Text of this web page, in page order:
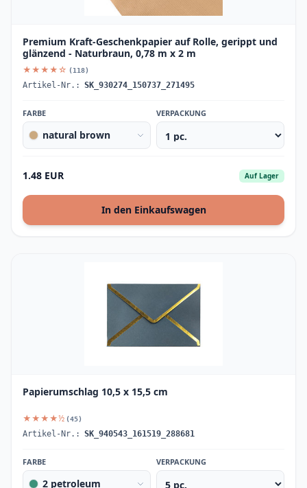
Premium Kraft-Geschenkpapier auf Rolle, gerippt und
glänzend - Naturbraun, 0,78 m x 2 m
★★★★☆ (118)
Artikel-Nr.: SK_930274_150737_271495
FARBE
natural brown
VERPACKUNG
1.48 EUR Auf Lager
In den Einkaufswagen
Papierumschlag 10,5 x 15,5 cm
★★★★½ (45)
Artikel-Nr.: SK_940543_161519_288681
FARBE
2 petroleum
VERPACKUNG